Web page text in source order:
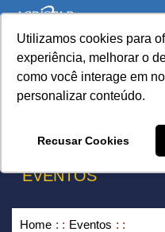
Utilizamos cookies para
experiência, melhorar o
como você interage em
personalizar conteúdo.
Recusar Cookies
to Content
EVENTOS
Home Eventos